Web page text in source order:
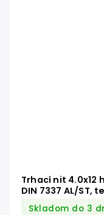
Trhací nit
DIN 7337 AL/ST,
Skladom do 3